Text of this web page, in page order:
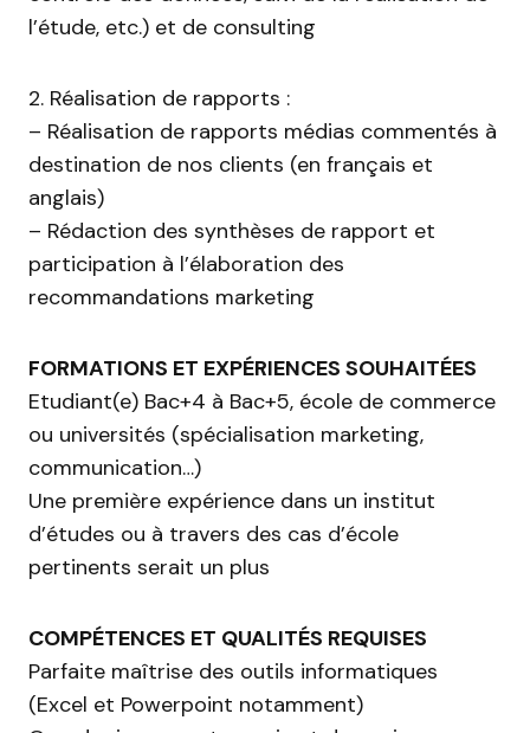
l’étude, etc.) et de consulting
2. Réalisation de rapports :
– Réalisation de rapports médias commentés à
destination de nos clients (en français et
anglais)
– Rédaction des synthèses de rapport et
participation à l’élaboration des
recommandations marketing
FORMATIONS ET EXPÉRIENCES SOUHAITÉES
Etudiant(e) Bac+4 à Bac+5, école de commerce
ou universités (spécialisation marketing,
communication…)
Une première expérience dans un institut
d’études ou à travers des cas d’école
pertinents serait un plus
COMPÉTENCES ET QUALITÉS REQUISES
Parfaite maîtrise des outils informatiques
(Excel et Powerpoint notamment)